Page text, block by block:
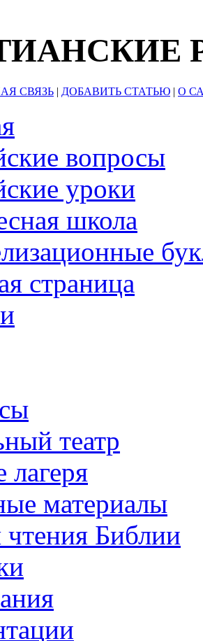
СВЯЗЬ | ДОБАВИТЬ СТАТЬЮ | О
вопросы
уроки
школа
страница
театр
лагеря
материалы
Библии